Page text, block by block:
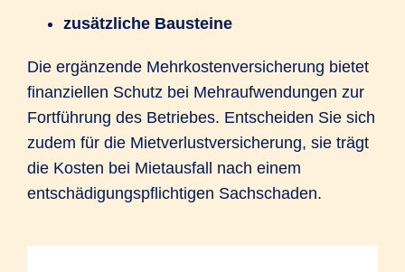
zusätzliche Bausteine
Die ergänzende Mehrkostenversicherung bietet
finanziellen Schutz bei Mehraufwendungen zur
Fortführung des Betriebes. Entscheiden Sie sich
zudem für die Mietverlustversicherung, sie trägt
die Kosten bei Mietausfall nach einem
entschädigungspflichtigen Sachschaden.